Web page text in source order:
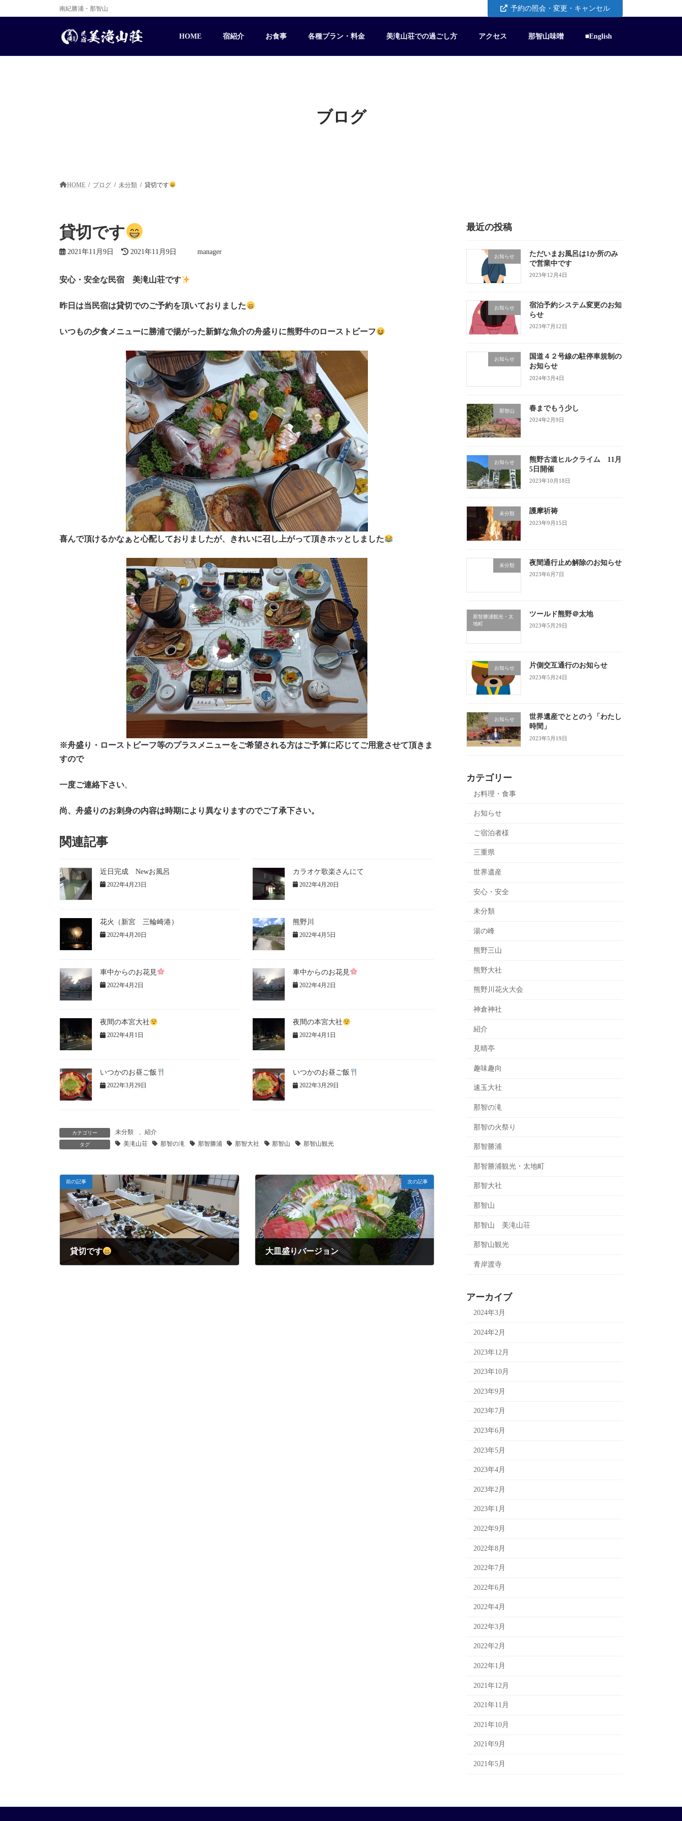
ン
へ
ビ
ョ
南紀勝浦・那智山 予約の照会・変更・キャンセル
HOME 宿紹介 お食事 各種プラン・料金 美滝山荘での過ごし方 アクセス 那智山味噌 ■English
ブログ
HOME ブログ 未分類 貸切です
貸切です
2021年11月9日
最
新
:
2021年11月9日 manager
安心・安全な民宿 美滝山荘です
昨日は当民宿は貸切でのご予約を頂いておりました
いつもの夕食メニューに勝浦で揚がった新鮮な魚介の舟盛りに熊野牛のローストビーフ
喜んで頂けるかなぁと心配しておりましたが、きれいに召し上がって頂きホッとしました
※舟盛り・ローストビーフ等のプラスメニューをご希望される方はご予算に応じてご用意させて頂きま
すので
一度ご連絡下さい。
尚、舟盛りのお刺身の内容は時期により異なりますのでご了承下さい。
関連記事
近日完成 Newお風呂
2022年4月23日
カラオケ歌楽さんにて
2022年4月20日
花火（新宮 三輪崎港）
2022年4月20日
熊野川
2022年4月5日
車中からのお花見
2022年4月2日
車中からのお花見
2022年4月2日
夜間の本宮大社
2022年4月1日
夜間の本宮大社
2022年4月1日
いつかのお昼ご飯
2022年3月29日
いつかのお昼ご飯
2022年3月29日
カテゴリー 未分類 、 紹介
タグ 美滝山荘 那智の滝 那智勝浦 那智大社 那智山 那智山観光
前の記事
貸切です
次の記事
大皿盛りバージョン
最近の投稿
お知らせ
ただいまお風呂は1か所のみ
で営業中です
2023年12月4日
お知らせ
宿泊予約システム変更のお知
らせ
2023年7月12日
お知らせ
国道４２号線の駐停車規制の
お知らせ
2024年3月4日
那智山 春までもう少し
2024年2月9日
お知らせ
熊野古道ヒルクライム 11月
5日開催
2023年10月18日
未分類 護摩祈祷
2023年9月15日
未分類 夜間通行止め解除のお知らせ
2023年6月7日
那智勝浦観光・太
地町
ツールド熊野＠太地
2023年5月29日
お知らせ 片側交互通行のお知らせ
2023年5月24日
お知らせ
世界遺産でととのう「わたし
時間」
2023年5月19日
カテゴリー
お料理・食事
お知らせ
ご宿泊者様
三重県
世界遺産
安心・安全
未分類
湯の峰
熊野三山
熊野大社
熊野川花火大会
神倉神社
紹介
見晴亭
趣味趣向
速玉大社
那智の滝
那智の火祭り
那智勝浦
那智勝浦観光・太地町
那智大社
那智山
那智山 美滝山荘
那智山観光
青岸渡寺
アーカイブ
2024年3月
2024年2月
2023年12月
2023年10月
2023年9月
2023年7月
2023年6月
2023年5月
2023年4月
2023年2月
2023年1月
2022年9月
2022年8月
2022年7月
2022年6月
2022年4月
2022年3月
2022年2月
2022年1月
2021年12月
2021年11月
2021年10月
2021年9月
2021年5月